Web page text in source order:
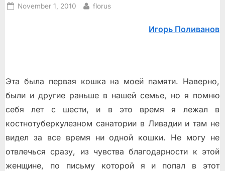
Posted
November 1, 2010 By
florus
Игорь Поливанов
Эта была первая кошка на моей памяти. Наверно,
были и другие раньше в нашей семье, но я помню
себя лет с шести, и в это время я лежал в
костнотуберкулезном санатории в Ливадии и там не
видел за все время ни одной кошки. Не могу не
отвлечься сразу, из чувства благодарности к этой
женщине, по письму которой я и попал в этот